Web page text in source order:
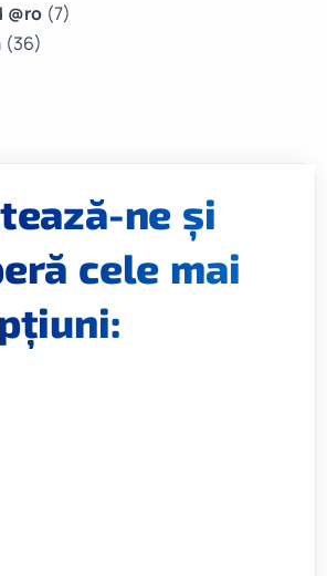
@ro (7)
(36)
ne și
cele mai